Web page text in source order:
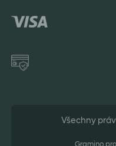
Všechny